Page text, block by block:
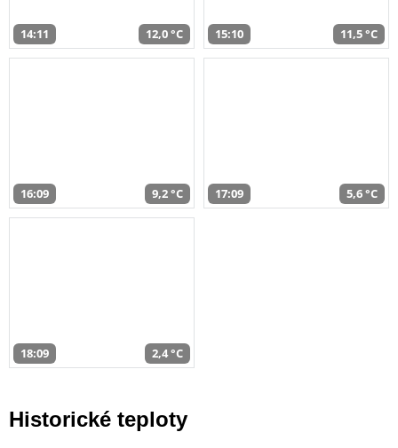
14:11 12,0 °C 15:10 11,5 °C
16:09 9,2 °C 17:09 5,6 °C
18:09 2,4 °C
Historické teploty